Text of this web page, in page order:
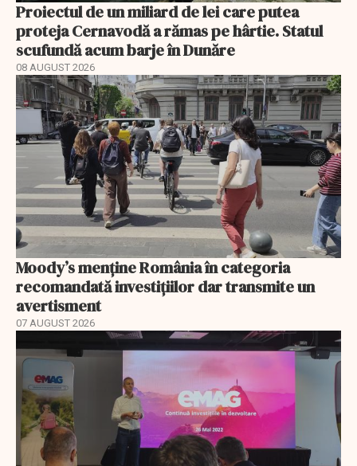
Proiectul de un miliard de lei care putea
proteja Cernavodă a rămas pe hârtie. Statul
scufundă acum barje în Dunăre
08 AUGUST 2026
Moody’s menține România în categoria
recomandată investițiilor dar transmite un
avertisment
07 AUGUST 2026